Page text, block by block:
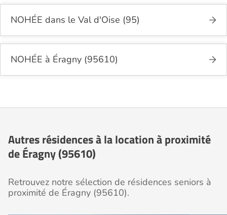
NOHÉE dans le Val d'Oise (95)
NOHÉE à Éragny (95610)
Autres résidences à la location à proximité
de Éragny (95610)
Retrouvez notre sélection de résidences seniors à
proximité de Éragny (95610).